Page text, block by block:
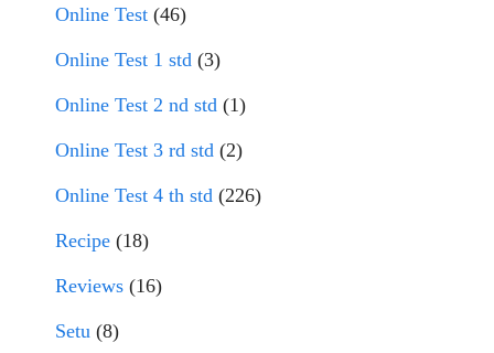
Online Test (46)
Online Test 1 std (3)
Online Test 2 nd std (1)
Online Test 3 rd std (2)
Online Test 4 th std (226)
Recipe (18)
Reviews (16)
Setu (8)